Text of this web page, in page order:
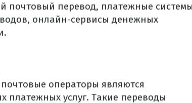
почтовый перевод, платежные системы
онлайн-сервисы денежных
операторы являются
платежных услуг. Такие переводы